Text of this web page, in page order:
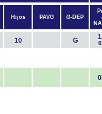
Hijos PAVG G-DEP
10 G